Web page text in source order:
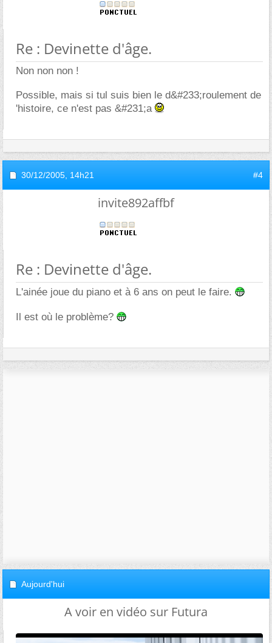
Re : Devinette d'âge.
Non non non !
Possible, mais si tul suis bien le d&#233;roulement de
'histoire, ce n'est pas &#231;a
30/12/2005, 14h21 #4
invite892affbf
Re : Devinette d'âge.
L'ainée joue du piano et à 6 ans on peut le faire.
Il est où le problème?
Aujourd'hui
A voir en vidéo sur Futura